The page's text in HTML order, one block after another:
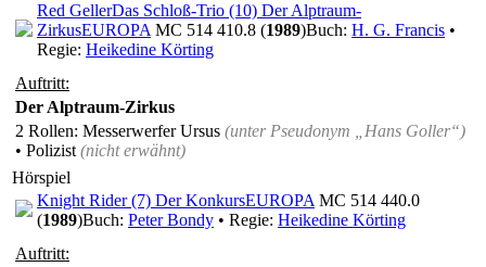
Red GellerDas Schloß-Trio (10) Der Alptraum-
ZirkusEUROPA MC 514 410.8 (1989)Buch: H. G. Francis •
Regie: Heikedine Körting
Auftritt:
Der Alptraum-Zirkus
2 Rollen: Messerwerfer Ursus (unter Pseudonym „Hans Goller“)
• Polizist (nicht erwähnt)
Hörspiel
Knight Rider (7) Der KonkursEUROPA MC 514 440.0
(1989)Buch: Peter Bondy • Regie: Heikedine Körting
Auftritt: